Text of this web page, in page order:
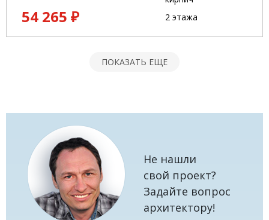
54 265 ₽
2 этажа
ПОКАЗАТЬ ЕЩЕ
Не нашли
свой проект?
Задайте вопрос
архитектору!